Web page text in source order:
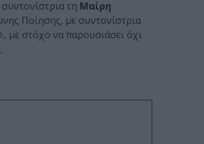
τη Μαίρη
Ποίησης, με συντονίστρια
με στόχο να παρουσιάσει όχι